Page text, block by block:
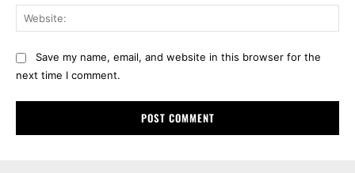
Save my name, email, and website in this browser for the
next time I comment.